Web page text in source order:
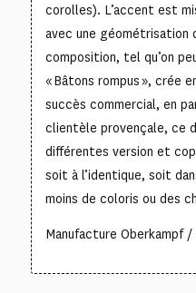
corolles). L’accent est
avec une géométrisation
composition, tel qu’on
« Bâtons rompus », crée
succès commercial, en
clientèle provençale, ce
différentes version et
soit à l’identique, soit
moins de coloris ou des
Manufacture Oberkampf